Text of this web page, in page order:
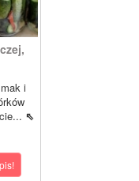
i
⇖